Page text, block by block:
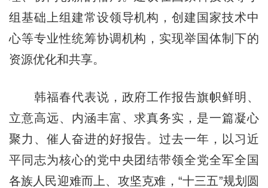
组基础上组建常设领导机构，创建国家技术中
心等专业性统筹协调机构，实现举国体制下的
资源优化和共享。
韩福春代表说，政府工作报告旗帜鲜明、
立意高远、内涵丰富、求真务实，是一篇凝心
聚力、催人奋进的好报告。过去一年，以习近
平同志为核心的党中央团结带领全党全军全国
各族人民迎难而上、攻坚克难，“十三五”规划圆